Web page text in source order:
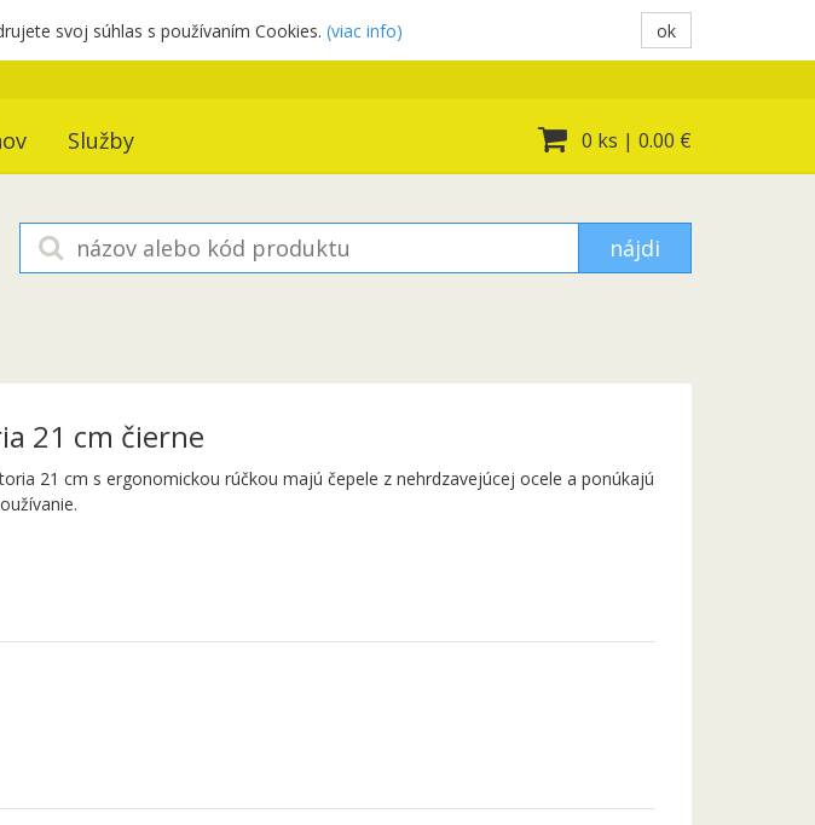
svoj súhlas s používaním Cookies. (viac info) ok
Služby 0 ks | 0.00 €
nájdi
21 cm čierne
21 cm s ergonomickou rúčkou majú čepele z nehrdzavejúcej ocele a ponúkajú